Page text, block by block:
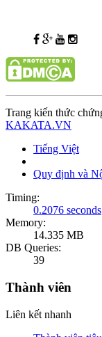
Trang kiến thức
KAKATA.VN
Tiếng Việt
Quy định và
Timing:
0.2076 seconds
Memory:
14.335 MB
DB Queries:
39
Thành viên
Liên kết nhanh